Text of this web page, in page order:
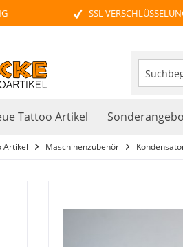
SSL
Tattoo Artikel
Artikel Maschinenzubehör